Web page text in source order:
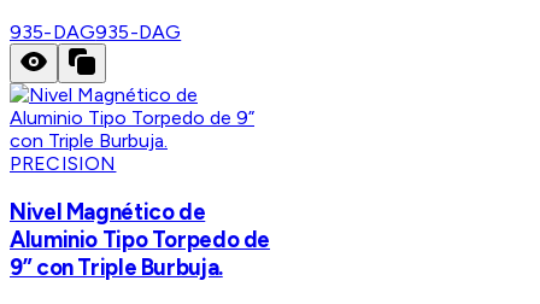
935-DAG935-DAG
PRECISION
Nivel Magnético de
Aluminio Tipo Torpedo de
9” con Triple Burbuja.